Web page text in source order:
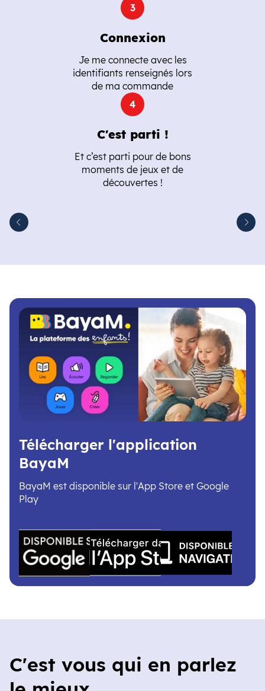
Connexion
Je me connecte avec les
identifiants renseignés lors
de ma commande
C'est parti !
Et c’est parti pour de bons
moments de jeux et de
découvertes !
Télécharger l'application
BayaM
BayaM est disponible sur l'App Store et Google
Play
(ouvre une nouvelle
C'est vous qui en parlez